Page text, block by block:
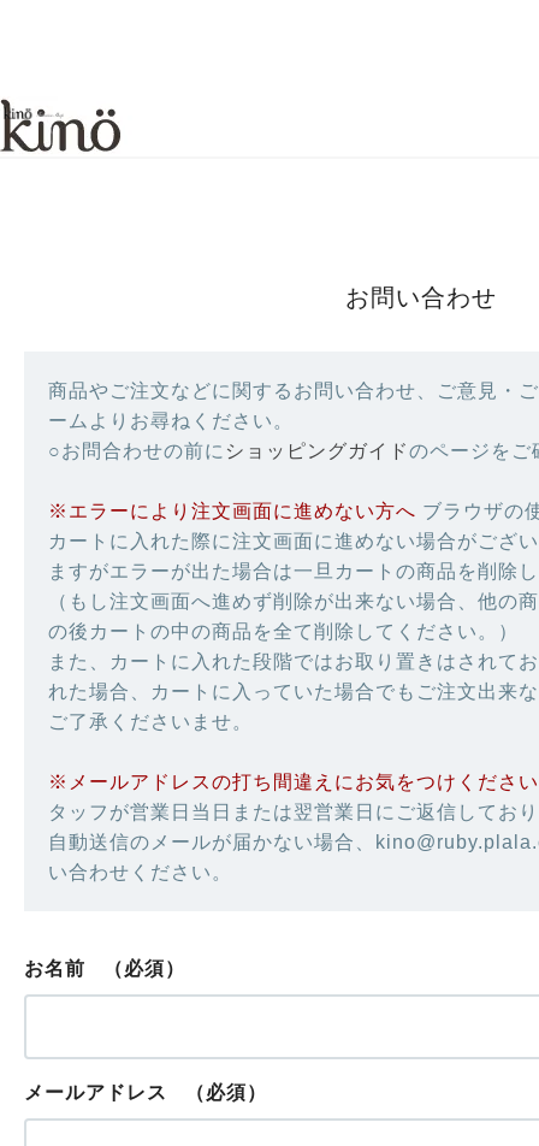
お問い合わせ
商品やご注文などに関するお問い合わせ、ご意見・
ームよりお尋ねください。
○お問合わせの前に ショッピングガイドのページをご
※エラーにより注文画面に進めない方へ ブラウザの
カートに入れた際に注文画面に進めない場合がござ
ますがエラーが出た場合は一旦カートの商品を削除
（もし注文画面へ進めず削除が出来ない場合、他の
の後カートの中の商品を全て削除してください。）
また、カートに入れた段階ではお取り置きはされて
れた場合、カートに入っていた場合でもご注文出来
ご了承くださいませ。
※メールアドレスの打ち間違えにお気をつけくださ
タッフが営業日当日または翌営業日にご返信してお
自動送信のメールが届かない場合、
い合わせください。
お名前 （必須）
メールアドレス （必須）